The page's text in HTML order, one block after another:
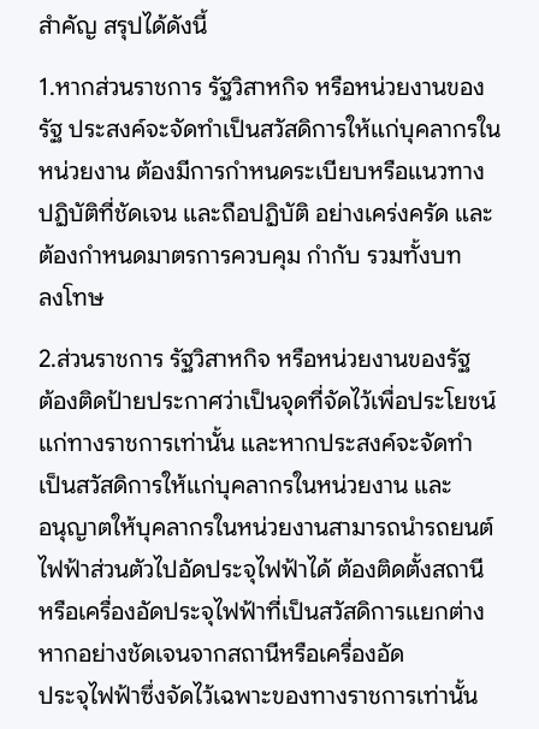
สําคัญ สรุปได้ดังนี้
1.หากส่วนราชการ รัฐวิสาหกิจ หรือหน่วยงานของ
รัฐ ประสงค์จะจัดทําเป็นสวัสดิการให้แก่บุคลากรใน
หน่วยงาน ต้องมีการกําหนดระเบียบหรือแนวทาง
ปฏิบัติที่ชัดเจน และถือปฏิบัติ อย่างเคร่งครัด และ
ต้องกําหนดมาตรการควบคุม กํากับ รวมทั้งบท
ลงโทษ
2.ส่วนราชการ รัฐวิสาหกิจ หรือหน่วยงานของรัฐ
ต้องติดป้ายประกาศว่าเป็นจุดที่จัดไว้เพื่อประโยชน์
แก่ทางราชการเท่านั้น และหากประสงค์จะจัดทํา
เป็นสวัสดิการให้แก่บุคลากรในหน่วยงาน และ
อนุญาตให้บุคลากรในหน่วยงานสามารถนํารถยนต์
ไฟฟ้าส่วนตัวไปอัดประจุไฟฟ้าได้ ต้องติดตั้งสถานี
หรือเครื่องอัดประจุไฟฟ้าที่เป็นสวัสดิการแยกต่าง
หากอย่างชัดเจนจากสถานีหรือเครื่องอัด
ประจุไฟฟ้าซึ่งจัดไว้เฉพาะของทางราชการเท่านั้น